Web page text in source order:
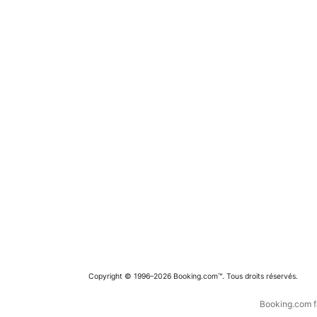
Copyright © 1996–2026 Booking.com™. Tous droits réservés.
Booking.com